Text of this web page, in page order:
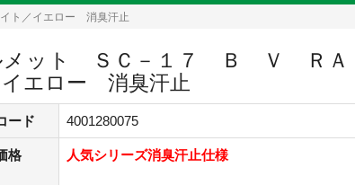
／イエロー 消臭汗止
メット ＳＣ－１７ Ｂ Ｖ Ｒ
イエロー 消臭汗止
ード 4001280075
格 人気シリーズ消臭汗止仕様